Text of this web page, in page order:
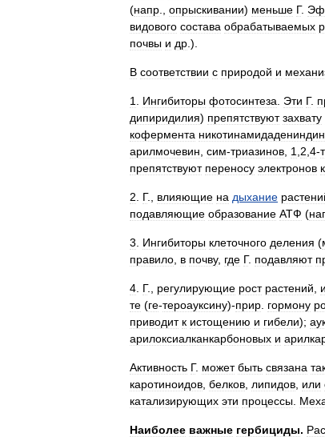
(напр опрыскивании) меньше Г.
видового состава обрабатываемых
почвы и др .).
В соответствии с природой и
1 Ингибиторы фотосинтеза Эти Г.
дипиридилия) препятствуют захвату
кофермента
арилмочевин сим-триазинов 1 2 4-
препятствуют переносу электронов к
2 Г., влияющие на дыхание
подавляющие образование АТФ (
3 Ингибиторы клеточного деления (
правило в почву, где Г. подавляют
4 Г., регулирующие рост растений
те (ге-тероауксину)-прир гормону
приводит к истощению и гибели);
арилоксиалканкарбоновых и
Активность Г. может быть связана
каротиноидов белков липидов или
катализирующих эти процессы
Наиболее важные гербициды.